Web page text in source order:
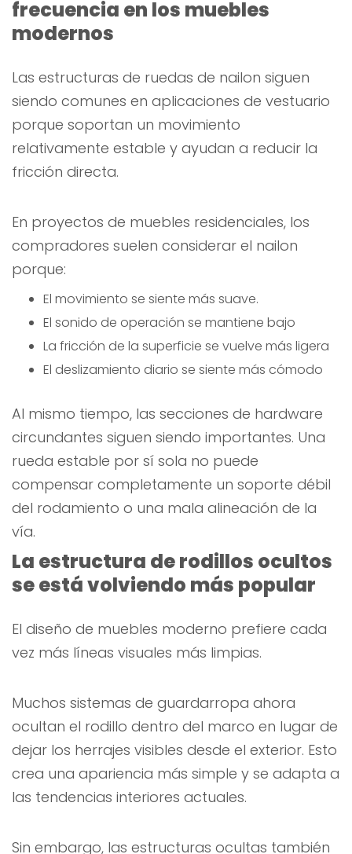
frecuencia en los muebles
modernos
Las estructuras de ruedas de nailon siguen
siendo comunes en aplicaciones de vestuario
porque soportan un movimiento
relativamente estable y ayudan a reducir la
fricción directa.
En proyectos de muebles residenciales, los
compradores suelen considerar el nailon
porque:
El movimiento se siente más suave.
El sonido de operación se mantiene bajo
La fricción de la superficie se vuelve más ligera
El deslizamiento diario se siente más cómodo
Al mismo tiempo, las secciones de hardware
circundantes siguen siendo importantes. Una
rueda estable por sí sola no puede
compensar completamente un soporte débil
del rodamiento o una mala alineación de la
vía.
La estructura de rodillos ocultos
se está volviendo más popular
El diseño de muebles moderno prefiere cada
vez más líneas visuales más limpias.
Muchos sistemas de guardarropa ahora
ocultan el rodillo dentro del marco en lugar de
dejar los herrajes visibles desde el exterior. Esto
crea una apariencia más simple y se adapta a
las tendencias interiores actuales.
Sin embargo, las estructuras ocultas también